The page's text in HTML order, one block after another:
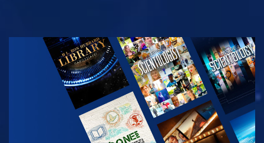
ΠΑΡΑΚΟΛΟΥΘΗΣΤΕ
ΕΞΕΡΕΥΝΗΣΤΕ
ΤΗ ΣΕΙΡΑ